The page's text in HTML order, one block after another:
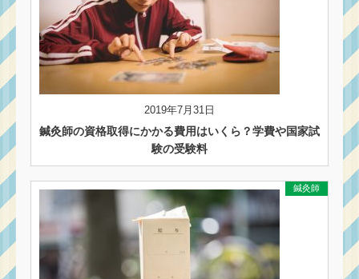
2019年7月31日
鍼灸師の資格取得にかかる費用はいくら？学費や国家試
験の受験料
鍼灸師